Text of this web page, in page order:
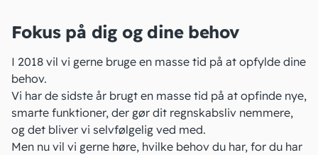
Fokus på dig og dine behov
I 2018 vil vi gerne bruge en masse tid på at opfylde dine
behov.
Vi har de sidste år brugt en masse tid på at opfinde nye,
smarte funktioner, der gør dit regnskabsliv nemmere,
og det bliver vi selvfølgelig ved med.
Men nu vil vi gerne høre, hvilke behov du har, for du har